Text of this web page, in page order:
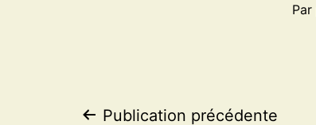
Par
Publication précédente